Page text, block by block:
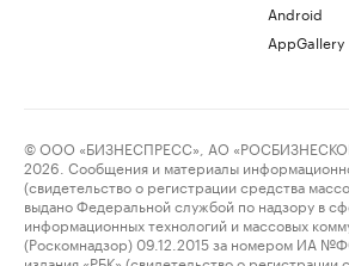
Android
AppGallery
© ООО «БИЗНЕСПРЕСС», АО
2026. Сообщения и материалы
(свидетельство о регистрации средства
выдано Федеральной службой по надзору в
информационных технологий и массовых
(Роскомнадзор) 09.12.2015 за номером ИА